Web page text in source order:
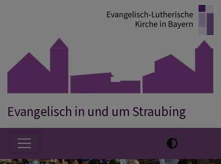
Evangelisch in und um Straubing
Hauptnavigation